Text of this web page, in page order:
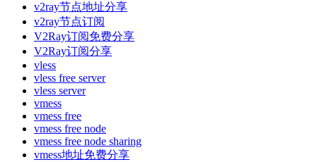
v2ray节点地址分享
v2ray节点订阅
V2Ray订阅免费分享
V2Ray订阅分享
vless
vless free server
vless server
vmess
vmess free
vmess free node
vmess free node sharing
vmess地址免费分享